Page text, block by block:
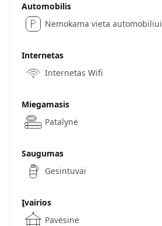
Automobilis
Nemokama vieta automobiliui
Internetas
Internetas Wifi
Miegamasis
Patalynė
Saugumas
Gesintuvai
Įvairios
Pavėsinė